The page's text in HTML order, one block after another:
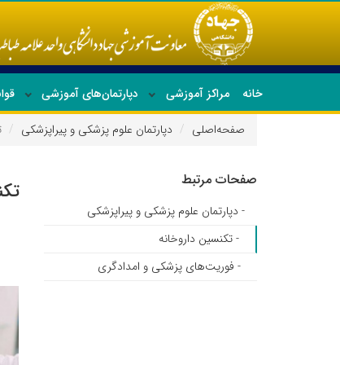
خانه مراکز آموزشی دپارتمان‌های آموزشی
صفحه‌اصلی
دپارتمان علوم پزشکی و پیراپزشکی
صفحات مرتبط
- دپارتمان علوم پزشکی و پیراپزشکی
- تکنسین داروخانه
- فوریت‌های پزشکی و امدادگری